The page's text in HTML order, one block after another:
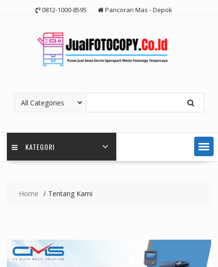
0812-1000-8595 Pancoran Mas - Depok
KATEGORI
Home Tentang Kami